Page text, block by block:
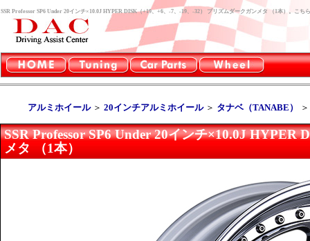
SSR Professor SP6 Under 20インチ×10.0J HYPER DISK（+19、+6、-7、-19、-32） プリズムダークガンメタ （1本）。こ
アルミホイール＞ 20インチアルミホイール＞ タナベ（TANABE）
SSR Professor SP6 Under 20インチ×10.0J HYPER
メタ （1本）